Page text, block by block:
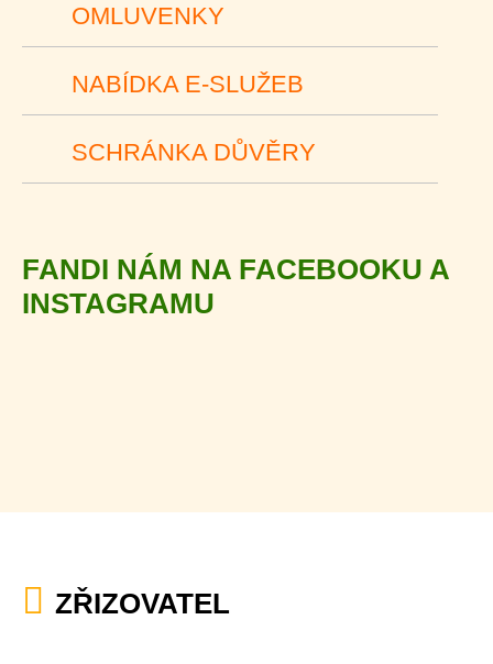
OMLUVENKY
NABÍDKA E-SLUŽEB
SCHRÁNKA DŮVĚRY
FANDI NÁM NA FACEBOOKU A
INSTAGRAMU
ZŘIZOVATEL